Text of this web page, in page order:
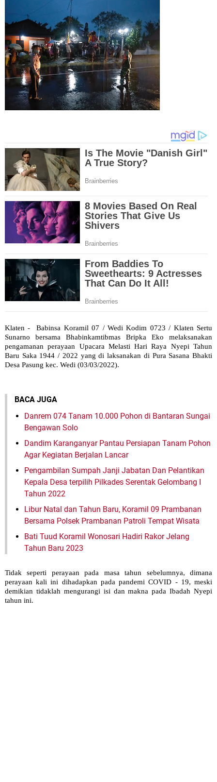
Klaten - Babinsa Koramil 07 / Wedi Kodim 0723 / Klaten Sertu
Sunarno bersama Bhabinkamtibmas Bripka Eko melaksanakan
pengamanan perayaan Upacara Melasti Hari Raya Nyepi Tahun
Baru Saka 1944 / 2022 yang di laksanakan di Pura Sasana Bhakti
Desa Pasung kec. Wedi (03/03/2022).
BACA JUGA
Danrem 074 Tanam 10.000 Pohon di Bantaran Sungai
Bengawan Solo
Dandim Karanganyar Pantau Persiapan Tanam Pohon
Agar Kegiatan Berjalan Lancar
Pengambilan Sumpah Janji Jabatan Dan Pelantikan
Kepala Desa terpilih Pilkades Serentak Gelombang I
Tahun 2022
Libur Natal dan Tahun Baru, Koramil 09 Prambanan
Bersama Polsek Prambanan Patroli Tempat Wisata
Bati Tuud Koramil Wonosari Hadiri Rakor Jelang
Tahun Baru 2023
Tidak seperti perayaan pada masa tahun sebelumnya, dimana
perayaan kali ini dihadapkan pada pandemi COVID - 19, meski
demikian tidaklah mengurangi isi dan makna pada Ibadah Nyepi
tahun ini.